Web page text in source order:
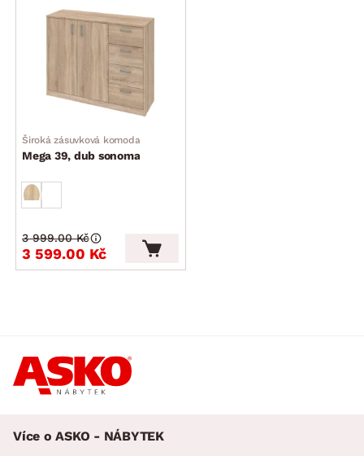
Široká zásuvková komoda
Mega 39, dub sonoma
3 599.00 Kč
3 999.00 Kč
Více o ASKO - NÁBYTEK